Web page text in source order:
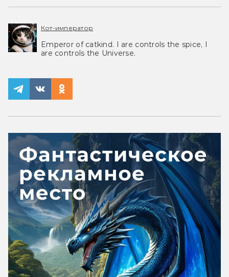
Кот-император
Emperor of catkind. I are controls the spice, I
are controls the Universe.